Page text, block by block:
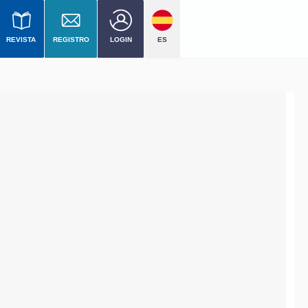
REVISTA REGISTRO LOGIN ES